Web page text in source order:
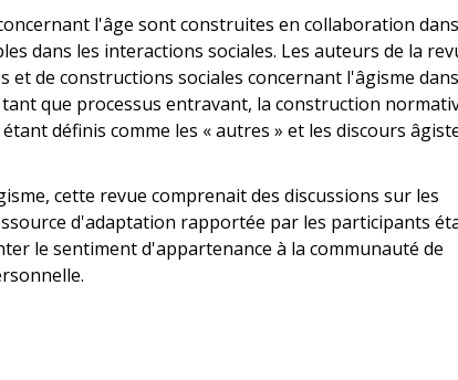
l'âge sont construites en collaboration dans
dans les interactions sociales. Les auteurs de la
de constructions sociales concernant l'âgisme
que processus entravant, la construction
définis comme les « autres » et les discours
cette revue comprenait des discussions sur les
d'adaptation rapportée par les participants
le sentiment d'appartenance à la communauté de